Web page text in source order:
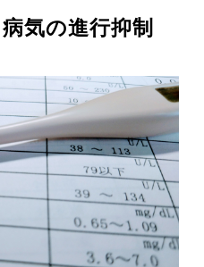
気の進行抑制